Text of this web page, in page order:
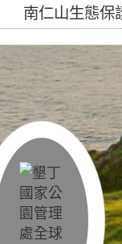
南仁山生態保護區步道已完成